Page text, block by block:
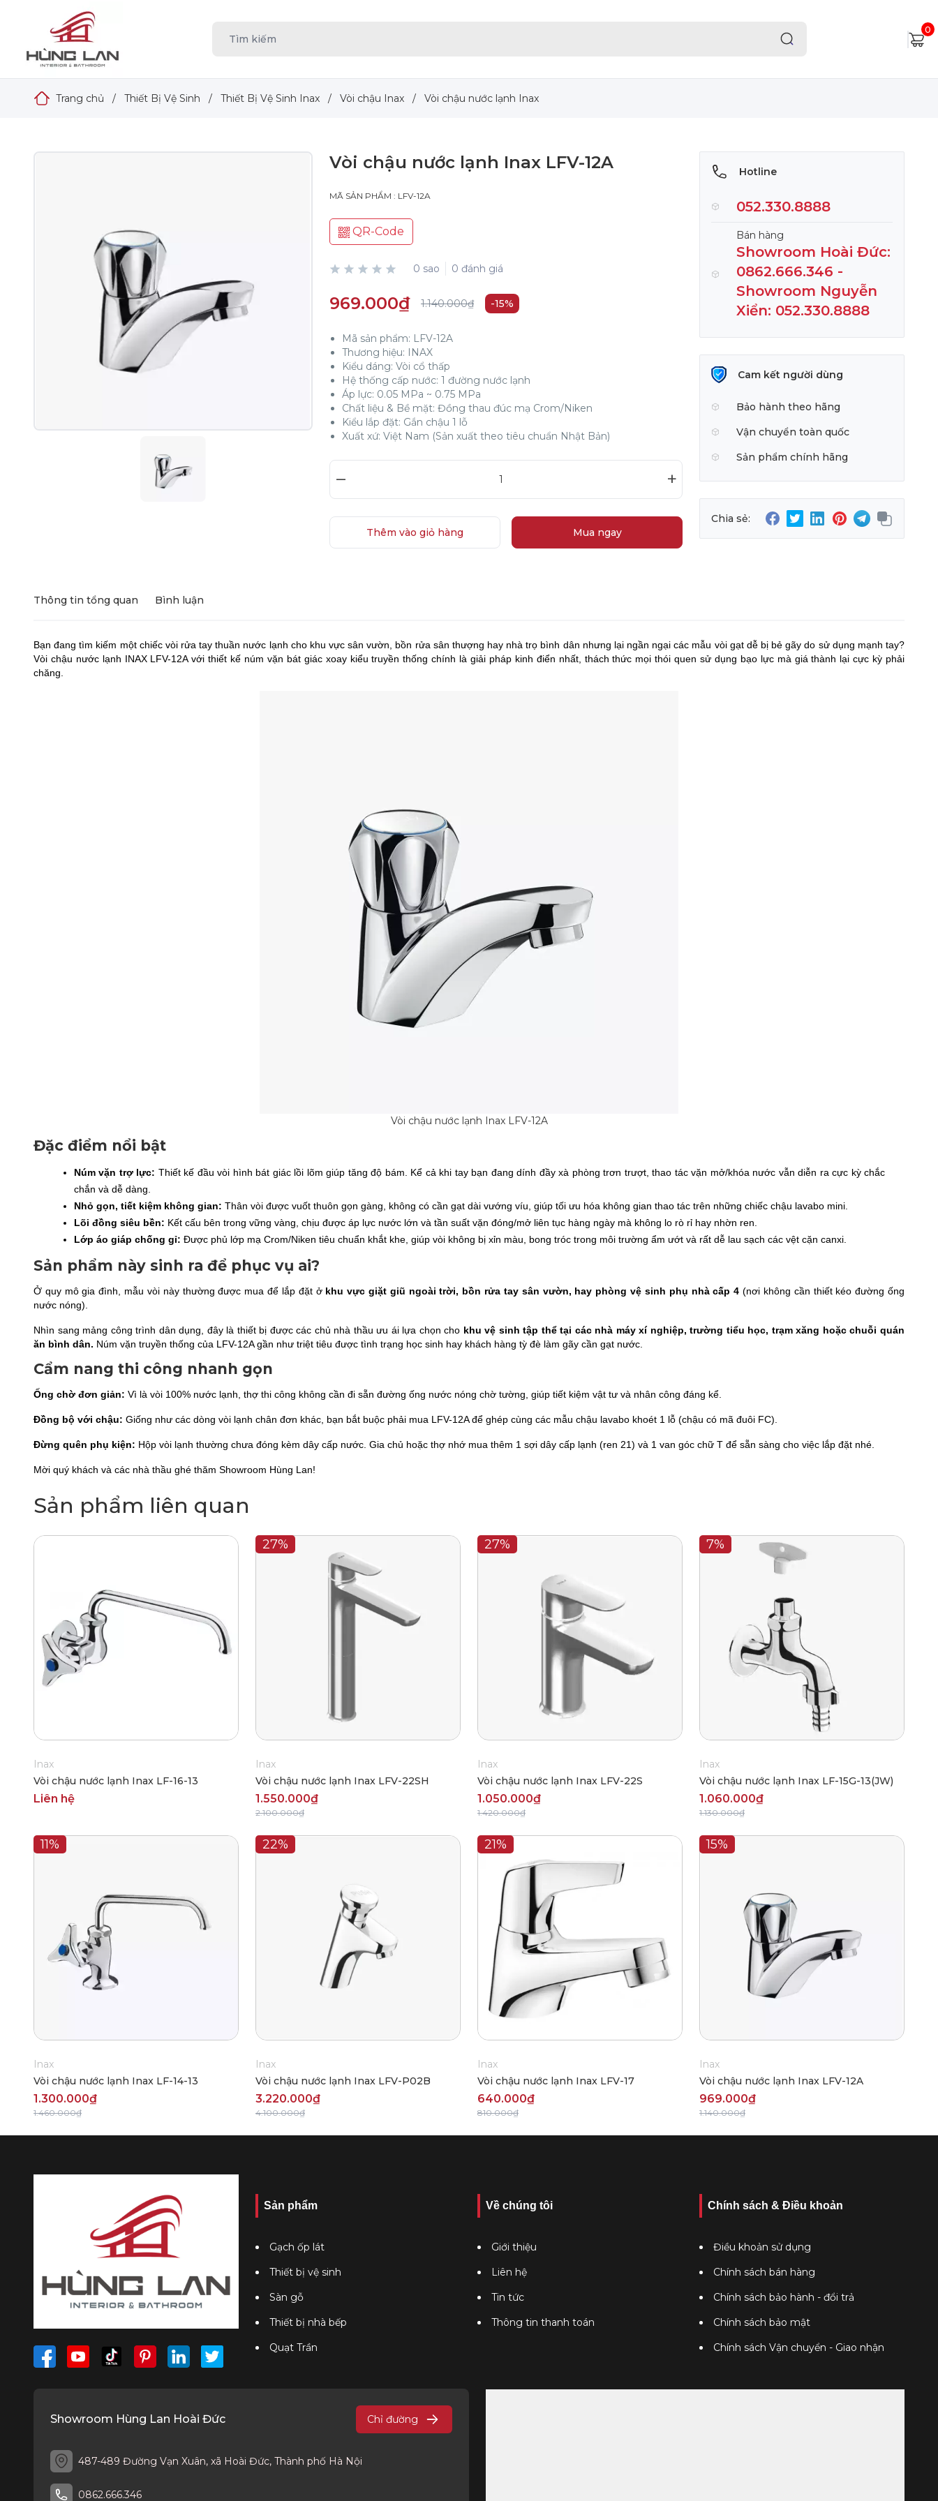
0
Trang chủ / Thiết Bị Vệ Sinh / Thiết Bị Vệ Sinh Inax / Vòi chậu Inax / Vòi chậu nước lạnh Inax
Vòi chậu nước lạnh Inax LFV-12A
MÃ SẢN PHẨM : LFV-12A
QR-Code
0 sao 0 đánh giá
969.000₫ 1.140.000₫ -15%
Mã sản phẩm: LFV-12A
Thương hiệu: INAX
Kiểu dáng: Vòi cổ thấp
Hệ thống cấp nước: 1 đường nước lạnh
Áp lực: 0.05 MPa ~ 0.75 MPa
Chất liệu & Bề mặt: Đồng thau đúc mạ Crom/Niken
Kiểu lắp đặt: Gắn chậu 1 lỗ
Xuất xứ: Việt Nam (Sản xuất theo tiêu chuẩn Nhật Bản)
– +
Thêm vào giỏ hàng Mua ngay
Hotline
052.330.8888
Bán hàng
Showroom Hoài Đức:
0862.666.346 -
Showroom Nguyễn
Xiển: 052.330.8888
Cam kết người dùng
Bảo hành theo hãng
Vận chuyển toàn quốc
Sản phẩm chính hãng
Chia sẻ:
Thông tin tổng quan Bình luận
Bạn đang tìm kiếm một chiếc vòi rửa tay thuần nước lạnh cho khu vực sân vườn, bồn rửa sân thượng hay nhà trọ bình dân nhưng lại ngần ngại các mẫu vòi gạt dễ bị bẻ gãy do sử dụng mạnh tay?
Vòi chậu nước lạnh INAX LFV-12A với thiết kế núm vặn bát giác xoay kiểu truyền thống chính là giải pháp kinh điển nhất, thách thức mọi thói quen sử dụng bạo lực mà giá thành lại cực kỳ phải
chăng.
Vòi chậu nước lạnh Inax LFV-12A
Đặc điểm nổi bật
Núm vặn trợ lực: Thiết kế đầu vòi hình bát giác lồi lõm giúp tăng độ bám. Kể cả khi tay bạn đang dính đầy xà phòng trơn trượt, thao tác vặn mở/khóa nước vẫn diễn ra cực kỳ chắc
chắn và dễ dàng.
Nhỏ gọn, tiết kiệm không gian: Thân vòi được vuốt thuôn gọn gàng, không có cần gạt dài vướng víu, giúp tối ưu hóa không gian thao tác trên những chiếc chậu lavabo mini.
Lõi đồng siêu bền: Kết cấu bên trong vững vàng, chịu được áp lực nước lớn và tần suất vặn đóng/mở liên tục hàng ngày mà không lo rò rỉ hay nhờn ren.
Lớp áo giáp chống gỉ: Được phủ lớp mạ Crom/Niken tiêu chuẩn khắt khe, giúp vòi không bị xỉn màu, bong tróc trong môi trường ẩm ướt và rất dễ lau sạch các vệt cặn canxi.
Sản phẩm này sinh ra để phục vụ ai?
Ở quy mô gia đình, mẫu vòi này thường được mua để lắp đặt ở khu vực giặt giũ ngoài trời, bồn rửa tay sân vườn, hay phòng vệ sinh phụ nhà cấp 4(nơi không cần thiết kéo đường ống
nước nóng).
Nhìn sang mảng công trình dân dụng, đây là thiết bị được các chủ nhà thầu ưu ái lựa chọn cho khu vệ sinh tập thể tại các nhà máy xí nghiệp, trường tiểu học, trạm xăng hoặc chuỗi quán
ăn bình dân. Núm vặn truyền thống của LFV-12A gần như triệt tiêu được tình trạng học sinh hay khách hàng tỳ đè làm gãy cần gạt nước.
Cẩm nang thi công nhanh gọn
Ống chờ đơn giản: Vì là vòi 100% nước lạnh, thợ thi công không cần đi sẵn đường ống nước nóng chờ tường, giúp tiết kiệm vật tư và nhân công đáng kể.
Đồng bộ với chậu: Giống như các dòng vòi lạnh chân đơn khác, bạn bắt buộc phải mua LFV-12A để ghép cùng các mẫu chậu lavabo khoét 1 lỗ (chậu có mã đuôi FC).
Đừng quên phụ kiện: Hộp vòi lạnh thường chưa đóng kèm dây cấp nước. Gia chủ hoặc thợ nhớ mua thêm 1 sợi dây cấp lạnh (ren 21) và 1 van góc chữ T để sẵn sàng cho việc lắp đặt nhé.
Mời quý khách và các nhà thầu ghé thăm Showroom Hùng Lan!
Sản phẩm liên quan
Inax
Vòi chậu nước lạnh Inax LF-16-13
Liên hệ
27%
Inax
Vòi chậu nước lạnh Inax LFV-22SH
1.550.000₫
2.100.000₫
27%
Inax
Vòi chậu nước lạnh Inax LFV-22S
1.050.000₫
1.420.000₫
7%
Inax
Vòi chậu nước lạnh Inax LF-15G-13(JW)
1.060.000₫
1.130.000₫
11%
Inax
Vòi chậu nước lạnh Inax LF-14-13
1.300.000₫
1.460.000₫
22%
Inax
Vòi chậu nước lạnh Inax LFV-P02B
3.220.000₫
4.100.000₫
21%
Inax
Vòi chậu nước lạnh Inax LFV-17
640.000₫
810.000₫
15%
Inax
Vòi chậu nước lạnh Inax LFV-12A
969.000₫
1.140.000₫
Sản phẩm
Gạch ốp lát
Thiết bị vệ sinh
Sàn gỗ
Thiết bị nhà bếp
Quạt Trần
Về chúng tôi
Giới thiệu
Liên hệ
Tin tức
Thông tin thanh toán
Chính sách & Điều khoản
Điều khoản sử dụng
Chính sách bán hàng
Chính sách bảo hành - đổi trả
Chính sách bảo mật
Chính sách Vận chuyển - Giao nhận
Showroom Hùng Lan Hoài Đức Chỉ đường
487-489 Đường Vạn Xuân, xã Hoài Đức, Thành phố Hà Nội
0862.666.346